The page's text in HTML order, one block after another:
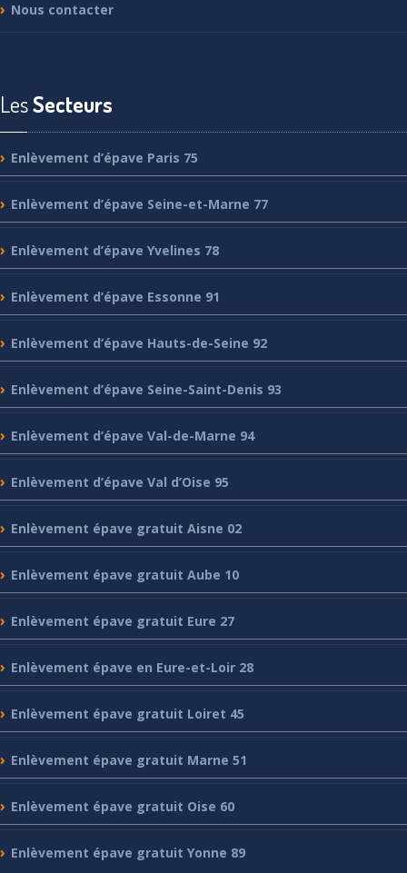
Nous contacter
LesSecteurs
Enlèvement d’épave Paris 75
Enlèvement d’épave Seine-et-Marne 77
Enlèvement d’épave Yvelines 78
Enlèvement d’épave Essonne 91
Enlèvement d’épave Hauts-de-Seine 92
Enlèvement d’épave Seine-Saint-Denis 93
Enlèvement d’épave Val-de-Marne 94
Enlèvement d’épave Val d’Oise 95
Enlèvement épave gratuit Aisne 02
Enlèvement épave gratuit Aube 10
Enlèvement épave gratuit Eure 27
Enlèvement épave en Eure-et-Loir 28
Enlèvement épave gratuit Loiret 45
Enlèvement épave gratuit Marne 51
Enlèvement épave gratuit Oise 60
Enlèvement épave gratuit Yonne 89